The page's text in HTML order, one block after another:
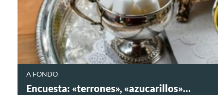
A FONDO
Encuesta: «terrones», «azucarillos»…